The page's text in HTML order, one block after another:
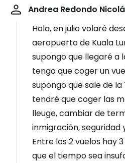
Andrea Redondo
Hola, en julio volaré
aeropuerto de Kuala
supongo que llegaré a
tengo que coger un
supongo que sale de la
tendré que coger las
lleuge, cambiar de
inmigración,
Entre los 2 vuelos hay
que el tiempo sea